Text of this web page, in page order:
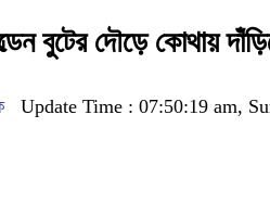
বুটের দৌড়ে কোথায়
Update Time : 07:50:19 am,